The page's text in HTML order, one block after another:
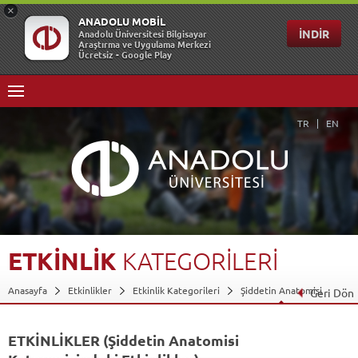
TR EN
ETKİNLİK KATEGORİLERİ
Anasayfa Etkinlikler Etkinlik Kategorileri Şiddetin AnatomisiGeri Dön
ETKİNLİKLER (Şiddetin Anatomisi